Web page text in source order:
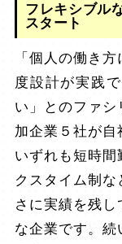
フレキシブル
スタート
「個人の働き
度設計が実践
い」とのファシ
加企業５社が自
いずれも短時間
クスタイム制
さに実績を残
な企業です。